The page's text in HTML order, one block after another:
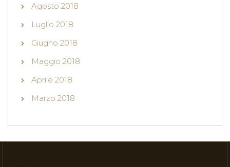
Agosto 2018
Luglio 2018
Giugno 2018
Maggio 2018
Aprile 2018
Marzo 2018